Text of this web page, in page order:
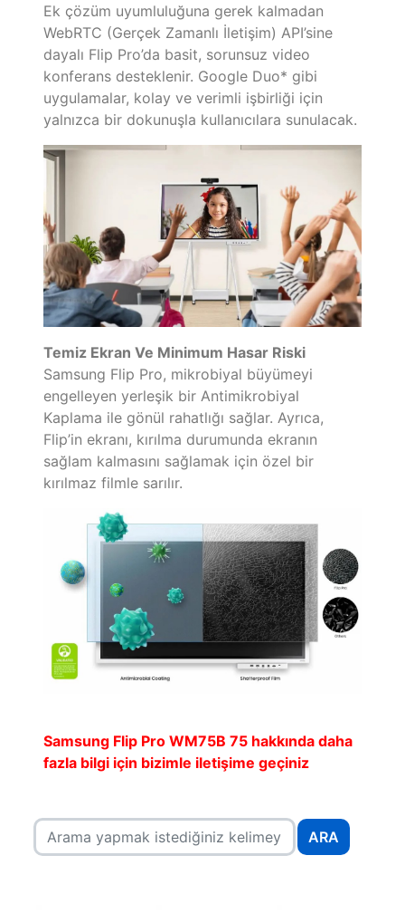
Ek çözüm uyumluluğuna gerek kalmadan
WebRTC (Gerçek Zamanlı İletişim) API’sine
dayalı Flip Pro’da basit, sorunsuz video
konferans desteklenir. Google Duo* gibi
uygulamalar, kolay ve verimli işbirliği için
yalnızca bir dokunuşla kullanıcılara sunulacak.
Temiz Ekran Ve Minimum Hasar Riski
Samsung Flip Pro, mikrobiyal büyümeyi
engelleyen yerleşik bir Antimikrobiyal
Kaplama ile gönül rahatlığı sağlar. Ayrıca,
Flip’in ekranı, kırılma durumunda ekranın
sağlam kalmasını sağlamak için özel bir
kırılmaz filmle sarılır.
Samsung Flip Pro WM75B 75 hakkında daha
fazla bilgi için bizimle iletişime geçiniz
ARA